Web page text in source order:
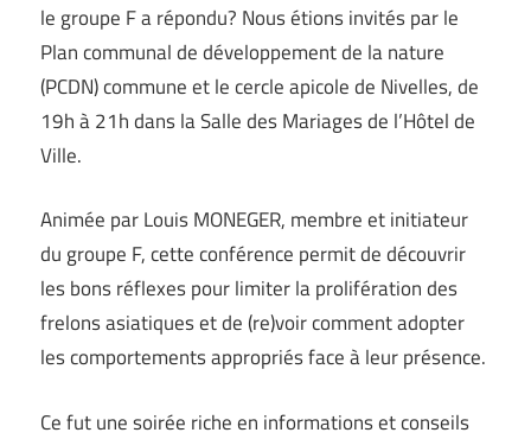
le groupe F a répondu? Nous étions invités par le
Plan communal de développement de la nature
(PCDN) commune et le cercle apicole de Nivelles, de
19h à 21h dans la Salle des Mariages de l’Hôtel de
Ville.
Animée par Louis MONEGER, membre et initiateur
du groupe F, cette conférence permit de découvrir
les bons réflexes pour limiter la prolifération des
frelons asiatiques et de (re)voir comment adopter
les comportements appropriés face à leur présence.
Ce fut une soirée riche en informations et conseils